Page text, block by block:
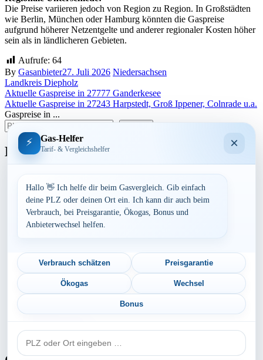
Die Preise variieren jedoch von Region zu Region. In Großstädten
wie Berlin, München oder Hamburg könnten die Gaspreise
aufgrund höherer Netzentgelte und anderer regionaler Kosten höher
sein als in ländlicheren Gebieten.
Aufrufe: 64
By Gasanbieter27. Juli 2026 Niedersachsen
Landkreis Diepholz
Beitragsnavigation
Aktuelle Gaspreise in 27777 Ganderkesee
Aktuelle Gaspreise in 27243 Harpstedt, Groß Ippener, Colnrade u.a.
Gaspreise in ...
Bundesland
Bayern
Berlin
Brandenburg
Hamburg
Mecklenburg-Vorpommern
Niedersachsen
Nordrhein-Westfalen
Rheinland-Pfalz
Saarland
Sachsen-Anhalt
⚡ Gas-Helfer
Tarif- & Vergleichshelfer ×
Hallo 👋 Ich helfe dir beim Gasvergleich. Gib einfach
deine PLZ oder deinen Ort ein. Ich kann dir auch beim
Verbrauch, bei Preisgarantie, Ökogas, Bonus und
Anbieterwechsel helfen.
Verbrauch schätzen Preisgarantie
Ökogas Wechsel
Bonus
PLZ
oder
Ort